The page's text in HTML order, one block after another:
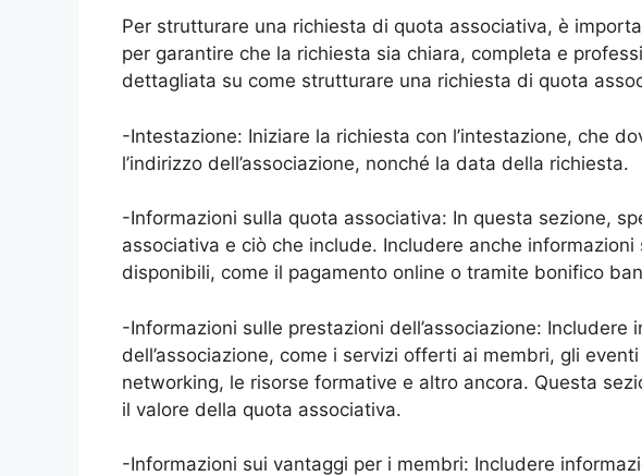
Per strutturare una richiesta di quota associativa, è
per garantire che la richiesta sia chiara, completa e
dettagliata su come strutturare una richiesta di quota
-Intestazione: Iniziare la richiesta con l’intestazione, che
l’indirizzo dell’associazione, nonché la data della richiesta.
-Informazioni sulla quota associativa: In questa sezione,
associativa e ciò che include. Includere anche
disponibili, come il pagamento online o tramite bonifico
-Informazioni sulle prestazioni dell’associazione: Includere
dell’associazione, come i servizi offerti ai membri, gli
networking, le risorse formative e altro ancora. Questa
il valore della quota associativa.
-Informazioni sui vantaggi per i membri: Includere